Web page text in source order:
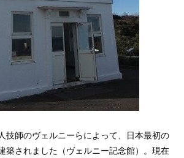
技師のヴェルニーらによって、日本最初の
築されました（ヴェルニー記念館）。現在